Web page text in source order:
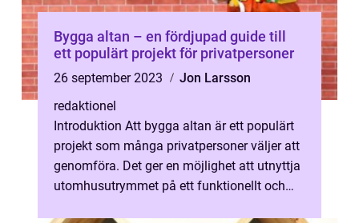
Bygga altan – en fördjupad guide till
ett populärt projekt för privatpersoner
26 september 2023
Jon Larsson
redaktionel
Introduktion Att bygga altan är ett populärt
projekt som många privatpersoner väljer att
genomföra. Det ger en möjlighet att utnyttja
utomhusutrymmet på ett funktionellt och